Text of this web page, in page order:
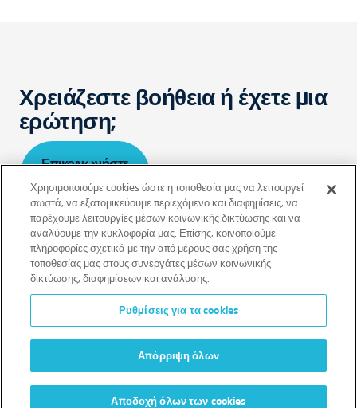
Χρειάζεστε βοήθεια ή έχετε μια
ερώτηση;
Επικοινωνήστε
μαζί μας
Αποποίηση ευθύνης Όροι
Πολιτική απορρήτου
Πολιτική Cookies
Χρησιμοποιούμε cookies ώστε η τοποθεσία μας να λειτουργεί
σωστά, να εξατομικεύουμε περιεχόμενο και διαφημίσεις, να
παρέχουμε λειτουργίες μέσων κοινωνικής δικτύωσης και να
αναλύουμε την κυκλοφορία μας. Επίσης, κοινοποιούμε
πληροφορίες σχετικά με την από μέρους σας χρήση της
τοποθεσίας μας στους συνεργάτες μέσων κοινωνικής
δικτύωσης, διαφημίσεων και ανάλυσης.
Ρυθμίσεις για τα cookies
Απόρριψη όλων
Αποδοχή όλων των cookies